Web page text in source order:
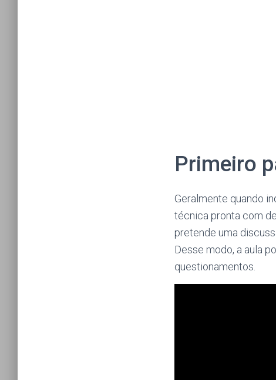
Primeiro
Geralmente quando
técnica pronta com
pretende uma
Desse modo, a aula
questionamentos.